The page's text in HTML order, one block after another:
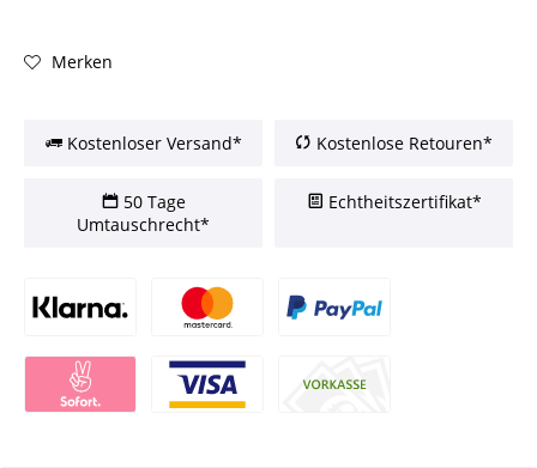
Merken
Kostenloser Versand* Kostenlose Retouren*
50 Tage
Umtauschrecht*
Echtheitszertifikat*